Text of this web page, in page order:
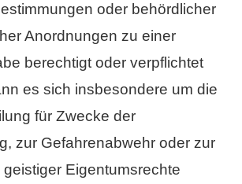
oder behördlicher
Anordnungen zu einer
berechtigt oder verpflichtet
es sich insbesondere um die
für Zwecke der
zur Gefahrenabwehr oder zur
Eigentumsrechte